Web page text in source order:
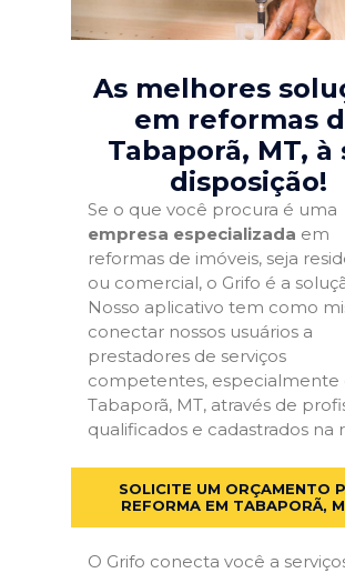
As melhores
em reformas
Tabaporã, MT, à
disposição!
Se o que você procura é uma
empresa especializada em
reformas de imóveis, seja
ou comercial, o Grifo é a
Nosso aplicativo tem como
conectar nossos usuários a
prestadores de serviços
competentes, especialmente
Tabaporã, MT, através de
qualificados e cadastrados na
SOLICITE UM ORÇAMENTO
REFORMA EM TABAPORÃ,
O Grifo conecta você a